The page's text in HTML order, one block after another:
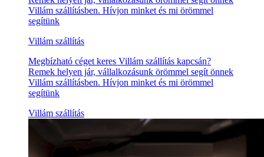
Villám szállításben. Hívjon minket és mi örömmel
segítünk
Villám szállítás
Megbízható céget keres Villám szállítás kapcsán?
Remek helyen jár, vállalkozásunk örömmel segít önnek
Villám szállításben. Hívjon minket és mi örömmel
segítünk
Villám szállítás